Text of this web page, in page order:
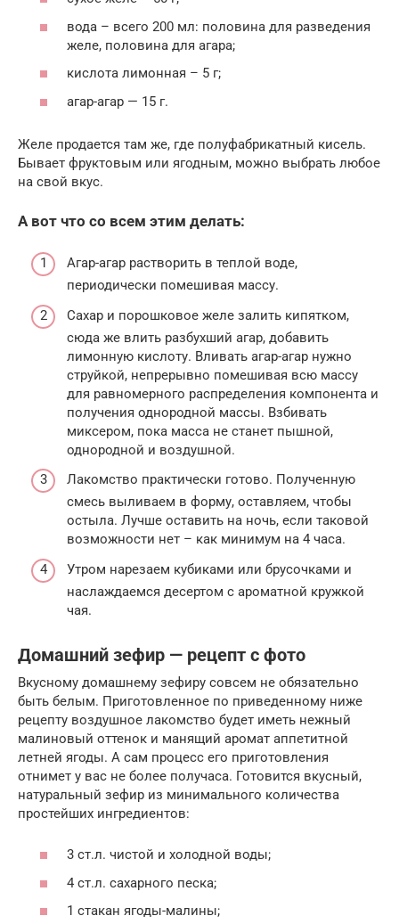
вода – всего 200 мл: половина для разведения
желе, половина для агара;
кислота лимонная – 5 г;
агар-агар — 15 г.
Желе продается там же, где полуфабрикатный кисель.
Бывает фруктовым или ягодным, можно выбрать любое
на свой вкус.
А вот что со всем этим делать:
Агар-агар растворить в теплой воде,
периодически помешивая массу.
Сахар и порошковое желе залить кипятком,
сюда же влить разбухший агар, добавить
лимонную кислоту. Вливать агар-агар нужно
струйкой, непрерывно помешивая всю массу
для равномерного распределения компонента и
получения однородной массы. Взбивать
миксером, пока масса не станет пышной,
однородной и воздушной.
Лакомство практически готово. Полученную
смесь выливаем в форму, оставляем, чтобы
остыла. Лучше оставить на ночь, если таковой
возможности нет – как минимум на 4 часа.
Утром нарезаем кубиками или брусочками и
наслаждаемся десертом с ароматной кружкой
чая.
Домашний зефир — рецепт с фото
Вкусному домашнему зефиру совсем не обязательно
быть белым. Приготовленное по приведенному ниже
рецепту воздушное лакомство будет иметь нежный
малиновый оттенок и манящий аромат аппетитной
летней ягоды. А сам процесс его приготовления
отнимет у вас не более получаса. Готовится вкусный,
натуральный зефир из минимального количества
простейших ингредиентов:
3 ст.л. чистой и холодной воды;
4 ст.л. сахарного песка;
1 стакан ягоды-малины;